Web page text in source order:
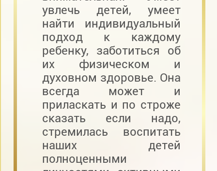
увлечь детей, умеет
найти индивидуальный
подход к каждому
ребенку, заботиться об
их физическом и
духовном здоровье. Она
всегда может и
приласкать и по строже
сказать если надо,
стремилась воспитать
наших детей
полноценными